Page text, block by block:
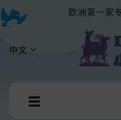
欧洲第一家
中文
Toggle
☰